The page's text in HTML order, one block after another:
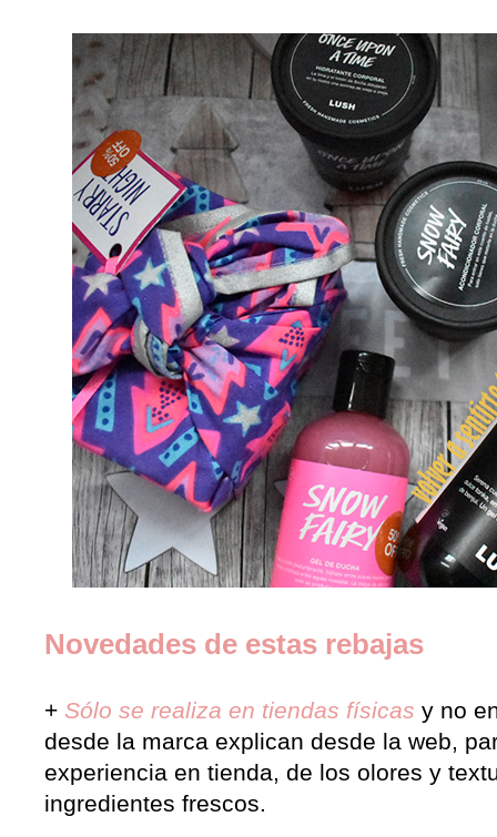
Novedades de estas rebajas
+ Sólo se realiza en tiendas físicas y no
desde la marca explican desde la web,
experiencia en tienda, de los olores y
ingredientes frescos.